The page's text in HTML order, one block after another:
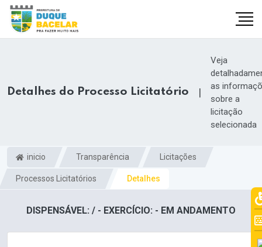
Detalhes do Processo Licitatório |
Veja
as
sobre a
licitação
selecionada
inicio Transparência Licitações
Processos Licitatórios Detalhes
DISPENSÁVEL: / - EXERCÍCIO: - EM ANDAMENTO